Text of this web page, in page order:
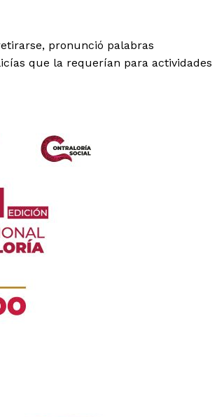
pronunció palabras
que la requerían para actividades